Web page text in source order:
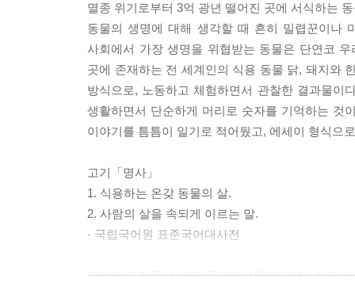
--- p.19
계급이란 것은 옷차림이나 대학 졸업장으로 드러
물었다. “야, 너 그거 니 이빨이야?” 적당하게 대
플란트나 틀니 정도로 생각했던 것 같다. 사람들
다.” 이빨이 잘생긴 남자가 이상형인 여성이 몇이
크든 작든 고통을 느끼지 않는 사람은 아무도 없
있었다. 그때까지 나는 내가 매번 제일 먼저 식사
있을 만한 불치병처럼 받아들이는 경향이 있어서
씨들이 음식을 씹을 때마다 얼굴을 찡그리는 것이
팔려 우적우적 씹어대다가 주위를 둘러보면 머쓱
멸종 위기로부터 3억 광년 떨어진 곳에 서식하는
동물의 생명에 대해 생각할 때 흔히 밀렵꾼이나
사회에서 가장 생명을 위협받는 동물은 단연코
곳에 존재하는 전 세계인의 식용 동물 닭, 돼지와
방식으로, 노동하고 체험하면서 관찰한 결과물
생활하면서 단순하게 머리로 숫자를 기억하는 것
이야기를 틈틈이 일기로 적어뒀고, 에세이 형식으
고기「명사」
1. 식용하는 온갖 동물의 살.
2. 사람의 살을 속되게 이르는 말.
- 국립국어원 표준국어대사전
맛있는 고기들: 시간과 공간의 감옥에 갇힌, 생명